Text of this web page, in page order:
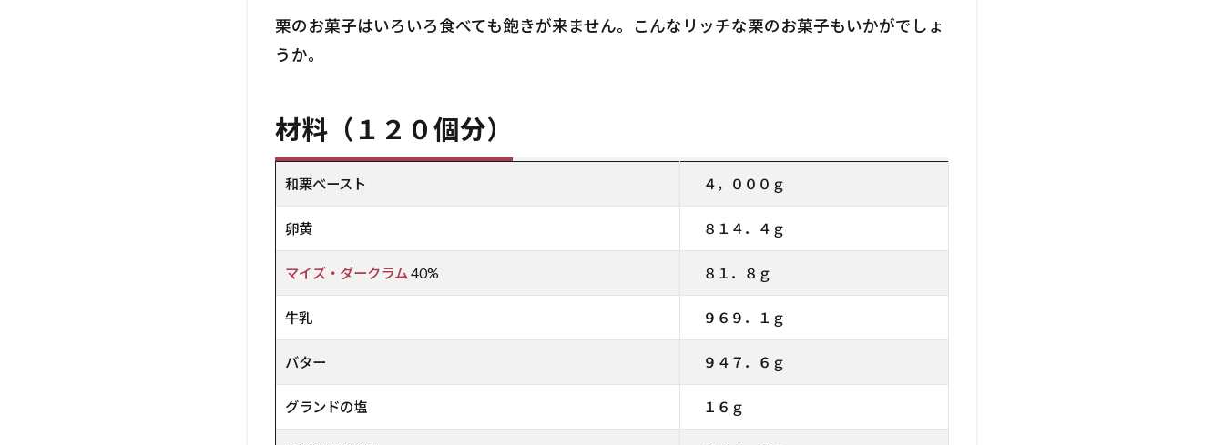
栗のお菓子はいろいろ食べても飽きが来ません。こんなリッチな栗のお菓子もいかがでしょ
うか。
材料（１２０個分）
和栗ベースト ４，０００ｇ
卵黄 ８１４．４ｇ
マイズ・ダークラム 40% ８１．８ｇ
牛乳 ９６９．１ｇ
バター ９４７．６ｇ
グランドの塩 １６ｇ